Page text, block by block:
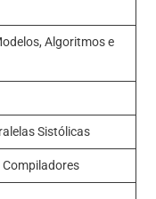
Algoritmos e
Sistólicas
Compiladores